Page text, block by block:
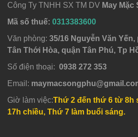
Công Ty TNHH SX TM DV May Mặc
Mã số thuế: 0313383600
Văn phòng: 35/16 Nguyễn Văn
Tân Thới Hòa, quận Tân Phú, Tp
Số điện thoại: 0938 272 353
Email:
Giờ làm việc:Thứ 2 đến thứ 6 từ 8h
17h chiều, Thứ 7 làm buổi sáng.